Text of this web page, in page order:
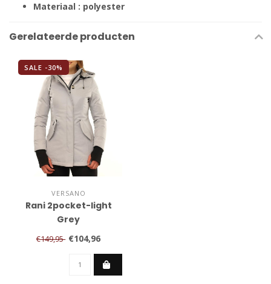
Materiaal : polyester
Gerelateerde producten
SALE -30%
VERSANO
Rani 2pocket-light
Grey
€149,95 €104,96